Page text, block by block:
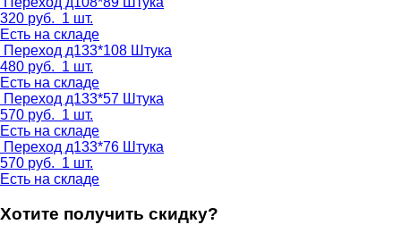
320 руб. 1 шт.
Есть на складе
Переход д133*108 Штука
480 руб. 1 шт.
Есть на складе
Переход д133*57 Штука
570 руб. 1 шт.
Есть на складе
Переход д133*76 Штука
570 руб. 1 шт.
Есть на складе
Хотите получить скидку?